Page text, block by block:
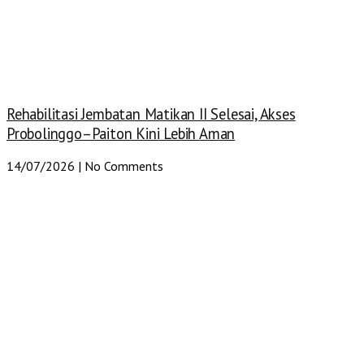
Rehabilitasi Jembatan Matikan II Selesai, Akses
Probolinggo–Paiton Kini Lebih Aman
14/07/2026 No Comments